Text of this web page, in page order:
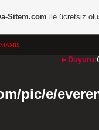
►Duyuru:
Sitem.com ile ücretsiz